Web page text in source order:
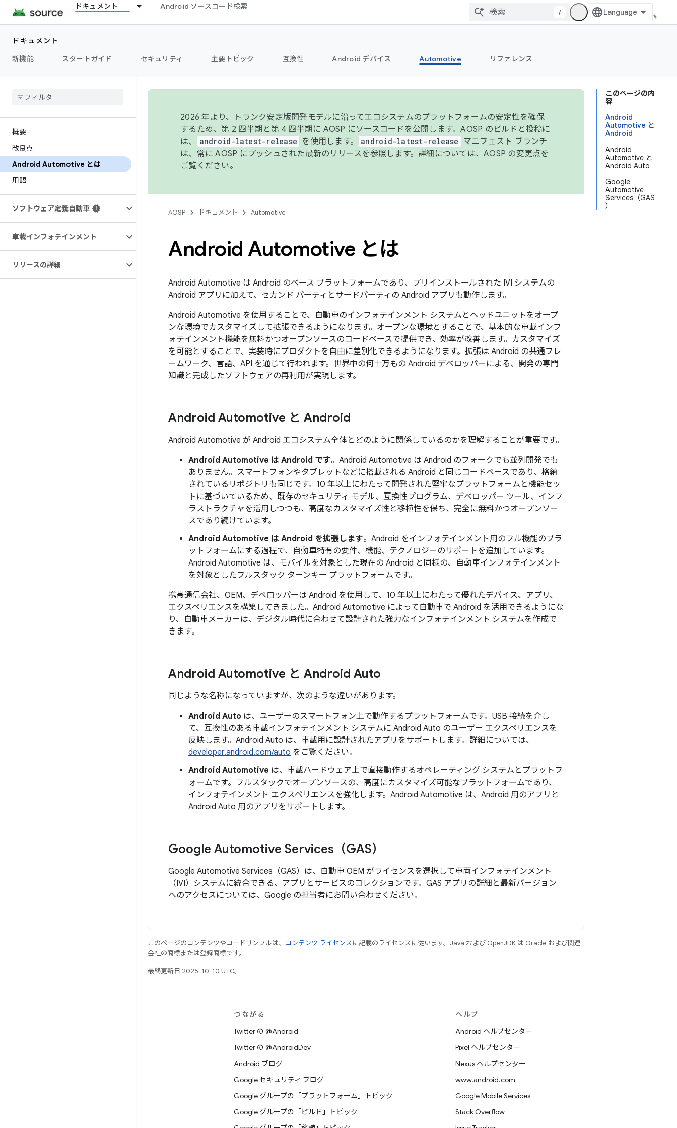
ドキュメント Android ソースコード検索
/
ドキュメント
新機能
スタートガイド セキュリティ 主要トピック 互換性 Android デバイス Automotive リファレンス
概要
改良点
Android Automotive とは
用語
ソフトウェア定義自動車
車載インフォテインメント
リリースの詳細
このページの内
容
Android
Automotive と
Android
Android
Automotive と
Android Auto
Google
Automotive
Services（GAS
）
2026 年より、トランク安定版開発モデルに沿ってエコシステムのプラットフォームの安定性を確保
するため、第 2 四半期と第 4 四半期に AOSP にソースコードを公開します。AOSP のビルドと投稿に
は、
android-latest-release を使用します。 android-latest-release
マニフェスト ブランチ
は、常に AOSP にプッシュされた最新のリリースを参照します。詳細については、 AOSP の変更点を
ご覧ください。
AOSP ドキュメント Automotive
Android Automotive とは
Android Automotive は Android のベース プラットフォームであり、プリインストールされた IVI システムの
Android アプリに加えて、セカンド パーティとサードパーティの Android アプリも動作します。
Android Automotive を使用することで、自動車のインフォテインメント システムとヘッドユニットをオープ
ンな環境でカスタマイズして拡張できるようになります。オープンな環境とすることで、基本的な車載インフ
ォテインメント機能を無料かつオープンソースのコードベースで提供でき、効率が改善します。カスタマイズ
を可能とすることで、実装時にプロダクトを自由に差別化できるようになります。拡張は Android の共通フレ
ームワーク、言語、API を通じて行われます。世界中の何十万もの Android デベロッパーによる、開発の専門
知識と完成したソフトウェアの再利用が実現します。
Android Automotive と Android
Android Automotive が Android エコシステム全体とどのように関係しているのかを理解することが重要です。
Android Automotive は Android です。Android Automotive は Android のフォークでも並列開発でも
ありません。スマートフォンやタブレットなどに搭載される Android と同じコードベースであり、格納
されているリポジトリも同じです。10 年以上にわたって開発された堅牢なプラットフォームと機能セッ
トに基づいているため、既存のセキュリティ モデル、互換性プログラム、デベロッパー ツール、インフ
ラストラクチャを活用しつつも、高度なカスタマイズ性と移植性を保ち、完全に無料かつオープンソー
スであり続けています。
Android Automotive は Android を拡張します。Android をインフォテインメント用のフル機能のプラ
ットフォームにする過程で、自動車特有の要件、機能、テクノロジーのサポートを追加しています。
Android Automotive は、モバイルを対象とした現在の Android と同様の、自動車インフォテインメント
を対象としたフルスタック ターンキー プラットフォームです。
携帯通信会社、OEM、デベロッパーは Android を使用して、10 年以上にわたって優れたデバイス、アプリ、
エクスペリエンスを構築してきました。Android Automotive によって自動車で Android を活用できるようにな
り、自動車メーカーは、デジタル時代に合わせて設計された強力なインフォテインメント システムを作成で
きます。
Android Automotive と Android Auto
同じような名称になっていますが、次のような違いがあります。
Android Auto は、ユーザーのスマートフォン上で動作するプラットフォームです。USB 接続を介し
て、互換性のある車載インフォテインメント システムに Android Auto のユーザー エクスペリエンスを
反映します。Android Auto は、車載用に設計されたアプリをサポートします。詳細については、
developer.android.com/auto をご覧ください。
Android Automotive は、車載ハードウェア上で直接動作するオペレーティング システムとプラットフ
ォームです。フルスタックでオープンソースの、高度にカスタマイズ可能なプラットフォームであり、
インフォテインメント エクスペリエンスを強化します。Android Automotive は、Android 用のアプリと
Android Auto 用のアプリをサポートします。
Google Automotive Services（GAS）
Google Automotive Services（GAS）は、自動車 OEM がライセンスを選択して車両インフォテインメント
（IVI）システムに統合できる、アプリとサービスのコレクションです。GAS アプリの詳細と最新バージョン
へのアクセスについては、Google の担当者にお問い合わせください。
このページのコンテンツやコードサンプルは、 コンテンツ ライセンスに記載のライセンスに従います。Java および OpenJDK は Oracle および関連
会社の商標または登録商標です。
最終更新日 2025-10-10 UTC。
つながる
Twitter の @Android
Twitter の @AndroidDev
Android ブログ
Google セキュリティ ブログ
Google グループの「プラットフォーム」トピック
Google グループの「ビルド」トピック
ヘルプ
Android ヘルプセンター
Pixel ヘルプセンター
Nexus ヘルプセンター
www.android.com
Google Mobile Services
Stack Overflow